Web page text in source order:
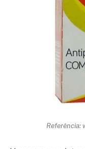
Referência: